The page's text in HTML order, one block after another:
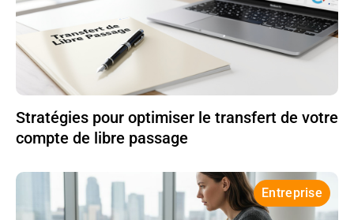
Stratégies pour optimiser le transfert de votre
compte de libre passage
Entreprise